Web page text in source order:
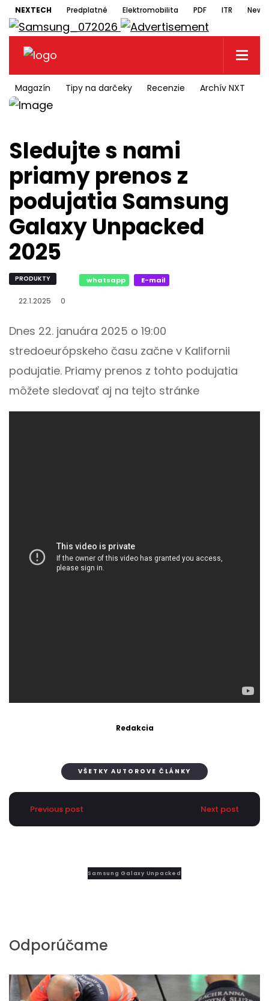
NEXTECH Predplatné Elektromobilita PDF ITR
Magazín Tipy na darčeky Recenzie Archív NXT
Sledujte s nami
priamy prenos z
podujatia Samsung
Galaxy Unpacked
2025
PRODUKTY whatsapp E-mail
22.1.2025 0
Dnes 22. januára 2025 o 19:00
stredoeurópskeho času začne v Kalifornii
podujatie. Priamy prenos z tohto podujatia
môžete sledovať aj na tejto stránke
Redakcia
VŠETKY AUTOROVE ČLÁNKY
Previous post Next post
Samsung Galaxy Unpacked
Odporúčame